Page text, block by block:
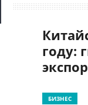
году:
БИЗНЕС